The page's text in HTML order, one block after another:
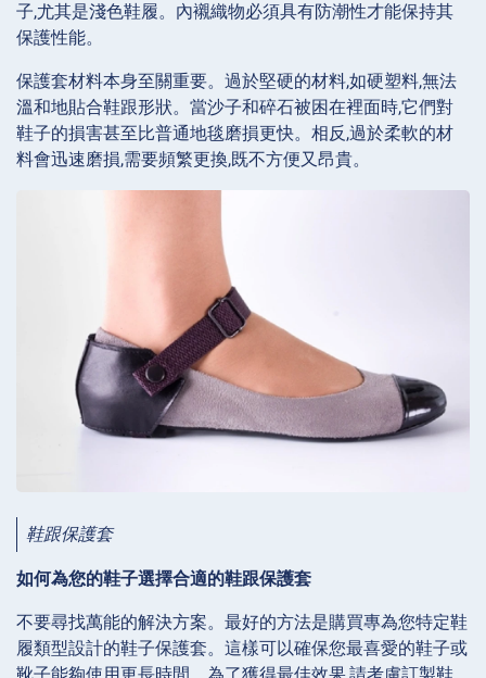
子,尤其是淺色鞋履。內襯織物必須具有防潮性才能保持其
保護性能。
保護套材料本身至關重要。過於堅硬的材料,如硬塑料,無法
溫和地貼合鞋跟形狀。當沙子和碎石被困在裡面時,它們對
鞋子的損害甚至比普通地毯磨損更快。相反,過於柔軟的材
料會迅速磨損,需要頻繁更換,既不方便又昂貴。
鞋跟保護套
如何為您的鞋子選擇合適的鞋跟保護套
不要尋找萬能的解決方案。最好的方法是購買專為您特定鞋
履類型設計的鞋子保護套。這樣可以確保您最喜愛的鞋子或